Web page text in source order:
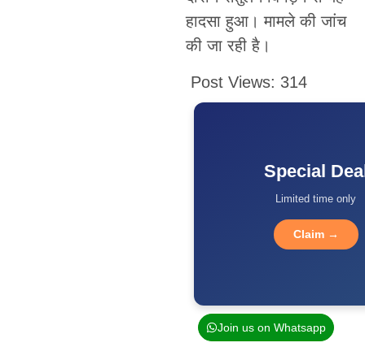
हादसा हुआ। मामले की जांच
की जा रही है।
Post Views: 314
Special
Limited time only
Claim →
Join us on Whatsapp